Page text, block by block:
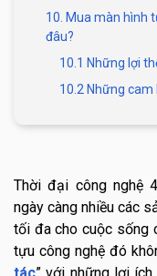
10. Mua màn hình
đâu?
10.1 Những lợi
10.2 Những cam
Thời đại công nghệ
ngày càng nhiều các
tối đa cho cuộc sống
tựu công nghệ đó